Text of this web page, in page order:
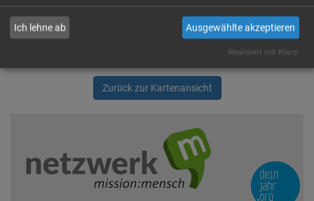
Zurück zur Kartenansicht
Ich lehne ab Ausgewählte akzeptieren
Realisiert mit Klaro!